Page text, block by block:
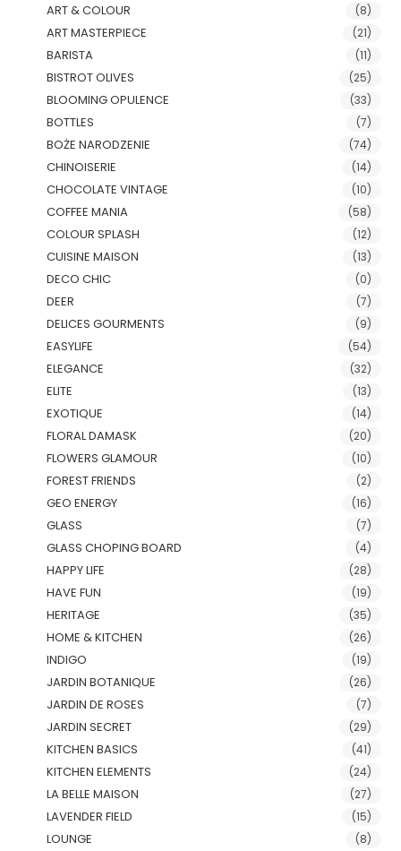
ART & COLOUR (8)
ART MASTERPIECE (21)
BARISTA (11)
BISTROT OLIVES (25)
BLOOMING OPULENCE (33)
BOTTLES (7)
BOŻE NARODZENIE (74)
CHINOISERIE (14)
CHOCOLATE VINTAGE (10)
COFFEE MANIA (58)
COLOUR SPLASH (12)
CUISINE MAISON (13)
DECO CHIC (0)
DEER (7)
DELICES GOURMENTS (9)
EASYLIFE (54)
ELEGANCE (32)
ELITE (13)
EXOTIQUE (14)
FLORAL DAMASK (20)
FLOWERS GLAMOUR (10)
FOREST FRIENDS (2)
GEO ENERGY (16)
GLASS (7)
GLASS CHOPING BOARD (4)
HAPPY LIFE (28)
HAVE FUN (19)
HERITAGE (35)
HOME & KITCHEN (26)
INDIGO (19)
JARDIN BOTANIQUE (26)
JARDIN DE ROSES (7)
JARDIN SECRET (29)
KITCHEN BASICS (41)
KITCHEN ELEMENTS (24)
LA BELLE MAISON (27)
LAVENDER FIELD (15)
LOUNGE (8)